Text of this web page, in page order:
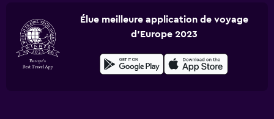
Élue meilleure application de voyage
d'Europe 2023